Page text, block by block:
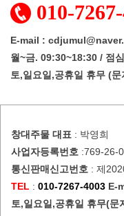
010-
E-mail :
월~금. 09:30~18:30 / 점
토,일요일,공휴일 휴무 (
창대주물 대표 : 박영희
사업자등록번호 :769-26-
통신판매신고번호 : 제
TEL : 010-7267-4003 E-
토,일요일,공휴일 휴무(문